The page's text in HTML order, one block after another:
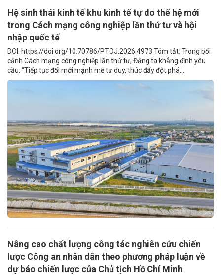
Hệ sinh thái kinh tế khu kinh tế tự do thế hệ mới
trong Cách mạng công nghiệp lần thứ tư và hội
nhập quốc tế
DOI: https://doi.org/10.70786/PTOJ.2026.4973 Tóm tắt: Trong bối
cảnh Cách mạng công nghiệp lần thứ tư, Đảng ta khẳng định yêu
cầu: “Tiếp tục đổi mới mạnh mẽ tư duy, thúc đẩy đột phá...
Nâng cao chất lượng công tác nghiên cứu chiến
lược Công an nhân dân theo phương pháp luận về
dự báo chiến lược của Chủ tịch Hồ Chí Minh